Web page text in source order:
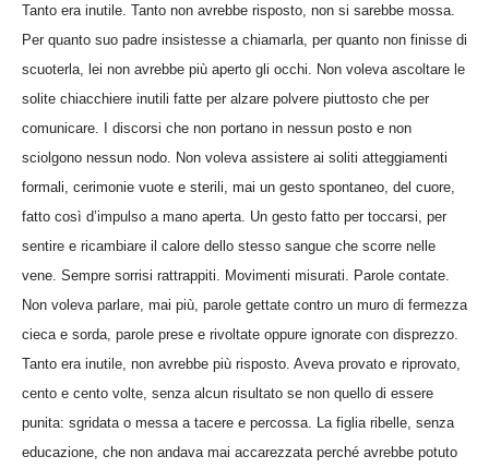
Tanto era inutile. Tanto non avrebbe risposto, non si sarebbe mossa.
Per quanto suo padre insistesse a chiamarla, per quanto non finisse di
scuoterla, lei non avrebbe più aperto gli occhi. Non voleva ascoltare le
solite chiacchiere inutili fatte per alzare polvere piuttosto che per
comunicare. I discorsi che non portano in nessun posto e non
sciolgono nessun nodo. Non voleva assistere ai soliti atteggiamenti
formali, cerimonie vuote e sterili, mai un gesto spontaneo, del cuore,
fatto così d’impulso a mano aperta. Un gesto fatto per toccarsi, per
sentire e ricambiare il calore dello stesso sangue che scorre nelle
vene. Sempre sorrisi rattrappiti. Movimenti misurati. Parole contate.
Non voleva parlare, mai più, parole gettate contro un muro di fermezza
cieca e sorda, parole prese e rivoltate oppure ignorate con disprezzo.
Tanto era inutile, non avrebbe più risposto. Aveva provato e riprovato,
cento e cento volte, senza alcun risultato se non quello di essere
punita: sgridata o messa a tacere e percossa. La figlia ribelle, senza
educazione, che non andava mai accarezzata perché avrebbe potuto